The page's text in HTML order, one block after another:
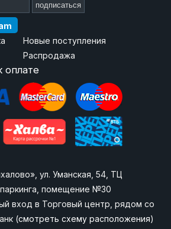
подписаться
Новые поступления
Распродажа
ул. Уманская, 54, ТЦ
помещение №30
вход в Торговый центр, рядом со
(смотреть схему расположения)